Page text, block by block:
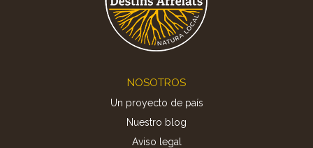
NOSOTROS
Un proyecto de país
Nuestro blog
Aviso legal